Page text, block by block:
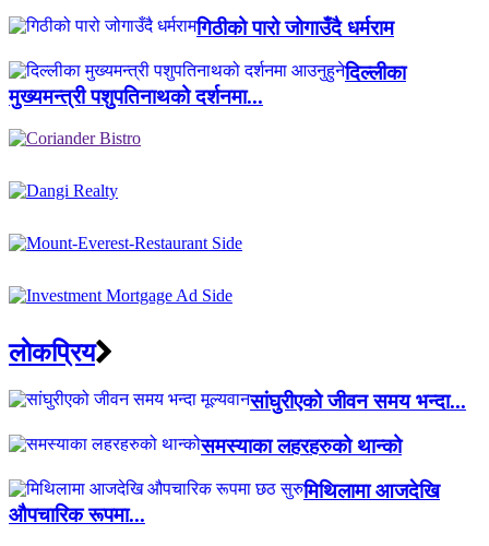
गिठीको पारो जोगाउँदै धर्मराम
दिल्लीका
मुख्यमन्त्री पशुपतिनाथको दर्शनमा...
लाेकप्रिय
सांघुरीएको जीवन समय भन्दा...
समस्याका लहरहरुको थान्को
मिथिलामा आजदेखि
औपचारिक रूपमा...